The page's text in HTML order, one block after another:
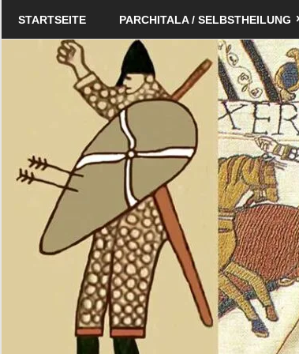
Schildverlag
STARTSEITE PARCHITALA / SELBSTHEILUNG